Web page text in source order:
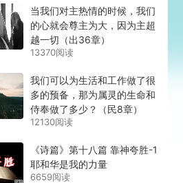
当我们对主热情的时候，我们
的心就会尊主为大，因为主超
越一切（出36章）
13370阅读
我们可以为生活和工作做了很
多的预备，那为属灵的生命和
侍奉做了多少？（民8章）
12130阅读
《诗篇》第十八篇 靠神夸胜-1
耶和华是我的力量
6659阅读